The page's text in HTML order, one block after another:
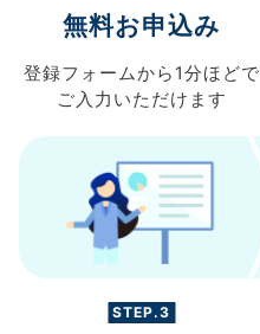
無料お申込み
登録フォームから 1分ほどで
ご入力 いただけます
STEP.3